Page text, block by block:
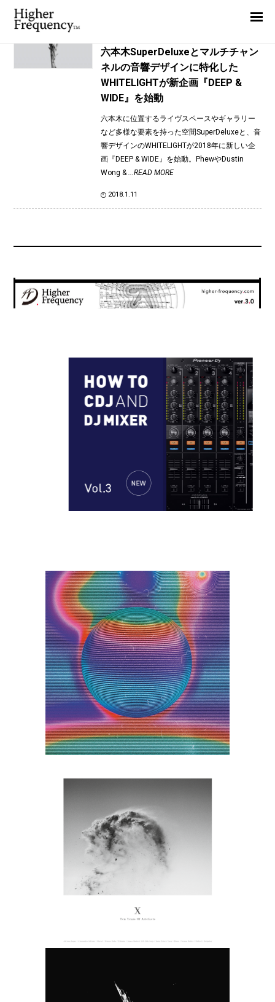
TAG: Gaiamamoo
六本木SuperDeluxeとマルチチャン
ネルの音響デザインに特化した
WHITELIGHTが新企画『DEEP &
WIDE』を始動
六本木に位置するライヴスペースやギャラリー
など多様な要素を持った空間SuperDeluxeと、音
響デザインのWHITELIGHTが2018年に新しい企
画『DEEP & WIDE』を始動。PhewやDustin
Wong &...READ MORE
2018.1.11
News
Interview
Highlight
Report